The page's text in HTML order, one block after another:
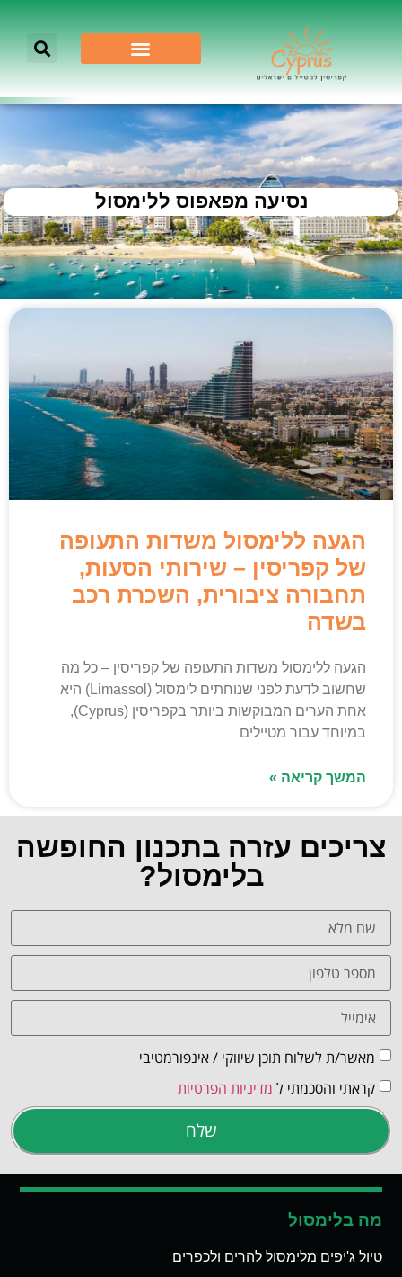
נסיעה מפאפוס ללימסול
הגעה ללימסול משדות התעופה
של קפריסין – שירותי הסעות,
תחבורה ציבורית, השכרת רכב
בשדה
הגעה ללימסול משדות התעופה של קפריסין – כל מה
שחשוב לדעת לפני שנוחתים לימסול (Limassol) היא
אחת הערים המבוקשות ביותר בקפריסין (Cyprus),
במיוחד עבור מטיילים
המשך קריאה »
צריכים עזרה בתכנון החופשה
בלימסול?
מאשר/ת לשלוח תוכן שיווקי / אינפורמטיבי
קראתי והסכמתי ל מדיניות הפרטיות
שלח
מה בלימסול
טיול ג'יפים מלימסול להרים ולכפרים